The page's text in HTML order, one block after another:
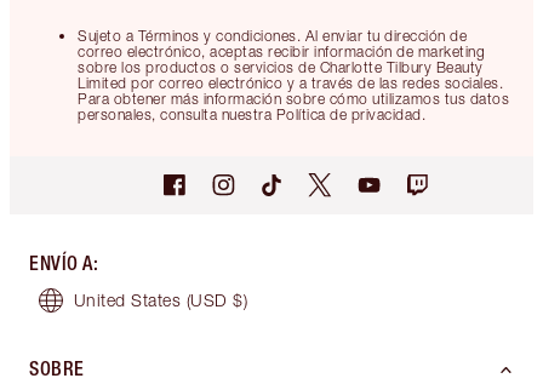
Sujeto a Términos y condiciones. Al enviar tu dirección de
correo electrónico, aceptas recibir información de marketing
sobre los productos o servicios de Charlotte Tilbury Beauty
Limited por correo electrónico y a través de las redes sociales.
Para obtener más información sobre cómo utilizamos tus datos
personales, consulta nuestra Política de privacidad.
ENVÍO A:
United States (USD $)
SOBRE